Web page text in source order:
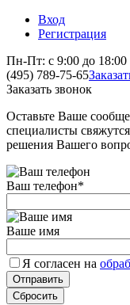
Вход
Регистрация
Пн-Пт: с 9:00 до
(495) 789-75-65
Заказать звонок
Оставьте Ваше
специалисты
решения Вашего
Ваш телефон*
Ваше имя
Я согласен на